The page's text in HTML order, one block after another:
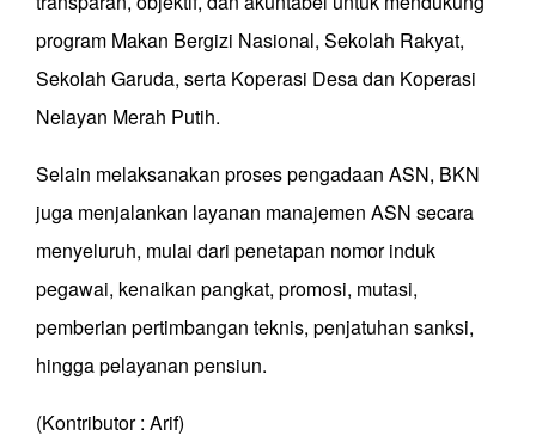
program Makan Bergizi Nasional, Sekolah Rakyat,
Sekolah Garuda, serta Koperasi Desa dan Koperasi
Nelayan Merah Putih.
Selain melaksanakan proses pengadaan ASN, BKN
juga menjalankan layanan manajemen ASN secara
menyeluruh, mulai dari penetapan nomor induk
pegawai, kenaikan pangkat, promosi, mutasi,
pemberian pertimbangan teknis, penjatuhan sanksi,
hingga pelayanan pensiun.
(Kontributor : Arif)